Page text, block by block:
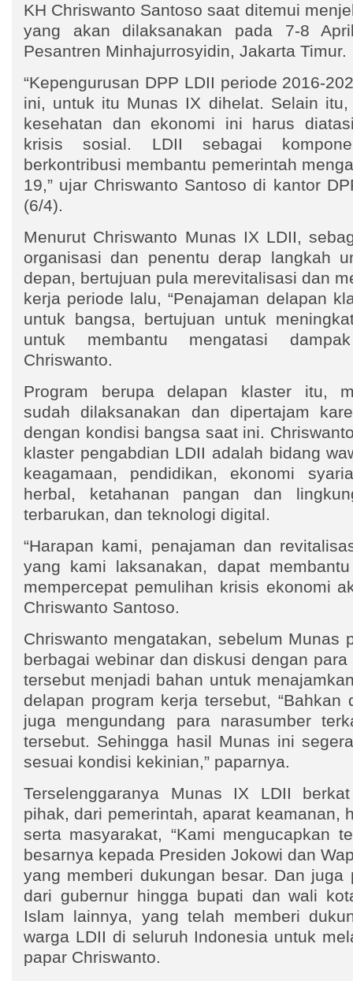
KH Chriswanto Santoso saat ditemui
yang akan dilaksanakan pada 7-8
Pesantren Minhajurrosyidin, Jakarta Timur.
“Kepengurusan DPP LDII periode 2016-
ini, untuk itu Munas IX dihelat. Selain
kesehatan dan ekonomi ini harus
krisis sosial. LDII sebagai
berkontribusi membantu pemerintah
19,” ujar Chriswanto Santoso di kantor
(6/4).
Menurut Chriswanto Munas IX LDII,
organisasi dan penentu derap langkah
depan, bertujuan pula merevitalisasi dan
kerja periode lalu, “Penajaman delapan
untuk bangsa, bertujuan untuk
untuk membantu mengatasi
Chriswanto.
Program berupa delapan klaster itu,
sudah dilaksanakan dan dipertajam
dengan kondisi bangsa saat ini.
klaster pengabdian LDII adalah bidang
keagamaan, pendidikan, ekonomi
herbal, ketahanan pangan dan
terbarukan, dan teknologi digital.
“Harapan kami, penajaman dan
yang kami laksanakan, dapat
mempercepat pemulihan krisis ekonomi
Chriswanto Santoso.
Chriswanto mengatakan, sebelum Munas
berbagai webinar dan diskusi dengan
tersebut menjadi bahan untuk
delapan program kerja tersebut, “Bahkan
juga mengundang para narasumber
tersebut. Sehingga hasil Munas ini
sesuai kondisi kekinian,” paparnya.
Terselenggaranya Munas IX LDII
pihak, dari pemerintah, aparat keamanan,
serta masyarakat, “Kami mengucapkan
besarnya kepada Presiden Jokowi dan
yang memberi dukungan besar. Dan juga
dari gubernur hingga bupati dan wali
Islam lainnya, yang telah memberi
warga LDII di seluruh Indonesia untuk
papar Chriswanto.